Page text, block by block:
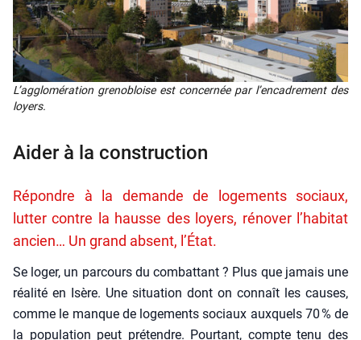
L’agglomération gre­no­bloise est concer­née par l’encadrement des
loyers.
Aider à la construction
Répondre à la demande de logements sociaux,
lutter contre la hausse des loyers, rénover l’habitat
ancien… Un grand absent, l’État.
Se loger, un par­cours du com­bat­tant ? Plus que jamais une
réa­li­té en Isère. Une situa­tion dont on connaît les causes,
comme le manque de loge­ments sociaux aux­quels 70 % de
la popu­la­tion peut pré­tendre. Pour­tant, compte tenu des